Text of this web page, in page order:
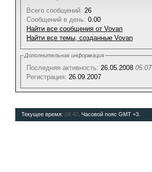
Всего сообщений: 26
Сообщений в день: 0.00
Найти все сообщения от Vovan
Найти все темы, созданные Vovan
Дополнительная информация
Последняя активность: 26.05.2008 05:07
Регистрация: 26.09.2007
Текущее время: 08:42 . Часовой пояс GMT +3.